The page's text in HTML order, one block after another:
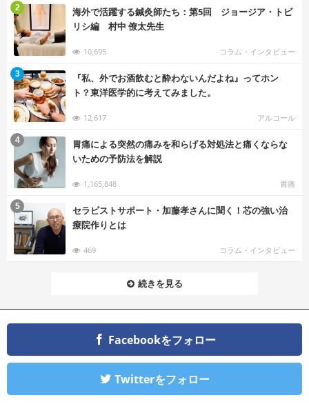
海外で活躍する鍼灸師たち：第5回 ジョージア・トビ
リシ編 村中 僚太先生
10,695 コラム・インタビュー
2
『私、外でお酒飲むと酔わないんだよね』ってホン
ト？東洋医学的に考えてみました。
12,617 アルコール
3
胃痛による突然の痛みを和らげる対処法と痛くならな
いための予防法を解説
1,165,848 胃痛
4
セラピストサポート・加藤孝さんに聞く！芯の強い治
療院作りとは
469 コラム・インタビュー
5
続きを見る
Facebookをフォロー
Twitterをフォロー